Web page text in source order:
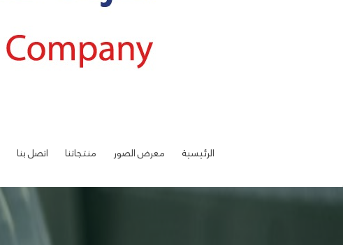
الرئيسية معرض الصور منتجاتنا اتصل بنا